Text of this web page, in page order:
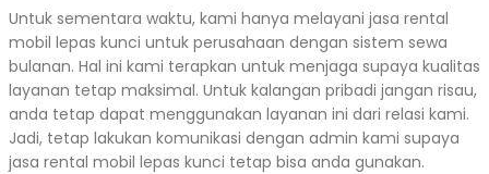
Untuk sementara waktu, kami hanya melayani jasa rental
mobil lepas kunci untuk perusahaan dengan sistem sewa
bulanan. Hal ini kami terapkan untuk menjaga supaya kualitas
layanan tetap maksimal. Untuk kalangan pribadi jangan risau,
anda tetap dapat menggunakan layanan ini dari relasi kami.
Jadi, tetap lakukan komunikasi dengan admin kami supaya
jasa rental mobil lepas kunci tetap bisa anda gunakan.